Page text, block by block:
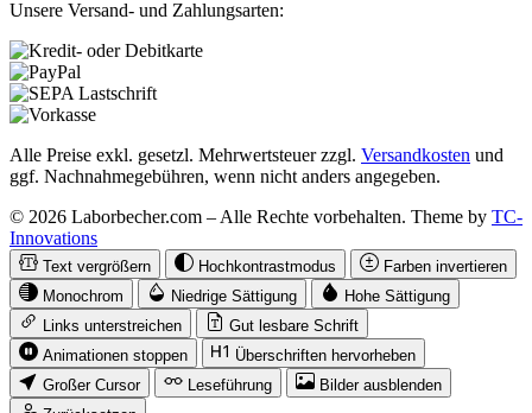
Unsere Versand- und Zahlungsarten:
Alle Preise exkl. gesetzl. Mehrwertsteuer zzgl. Versandkosten und
ggf. Nachnahmegebühren, wenn nicht anders angegeben.
© 2026 Laborbecher.com – Alle Rechte vorbehalten. Theme by TC-
Innovations
Text vergrößern Hochkontrastmodus
Farben invertieren
Monochrom
Niedrige Sättigung
Hohe Sättigung
Links unterstreichen
Gut lesbare Schrift
Animationen stoppen
Überschriften hervorheben
Großer Cursor
Leseführung
Bilder ausblenden